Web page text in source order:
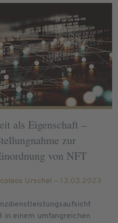
als Eigenschaft –
zur
von NFT
Urschel — 13.03.2023
in einem umfangreichen